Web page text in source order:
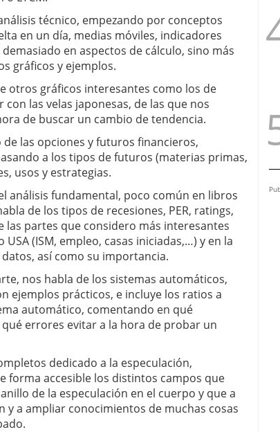
técnico, empezando por conceptos
en un día, medias móviles, indicadores
en aspectos de cálculo, sino más
gráficos y ejemplos.
otros gráficos interesantes como los de
las velas japonesas, de las que nos
de buscar un cambio de tendencia.
las opciones y futuros financieros,
a los tipos de futuros (materias primas,
usos y estrategias.
análisis fundamental, poco común en libros
de los tipos de recesiones, PER, ratings,
las partes que considero más interesantes
(ISM, empleo, casas iniciadas,…) y en la
así como su importancia.
nos habla de los sistemas automáticos,
ejemplos prácticos, e incluye los ratios a
automático, comentando en qué
errores evitar a la hora de probar un
dedicado a la especulación,
forma accesible los distintos campos que
de la especulación en el cuerpo y que a
y a ampliar conocimientos de muchas cosas